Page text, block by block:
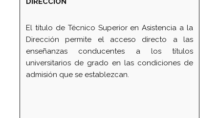
El título de Técnico Superior en Asistencia a la
Dirección permite el acceso directo a las
enseñanzas conducentes a los títulos
universitarios de grado en las condiciones de
admisión que se establezcan.